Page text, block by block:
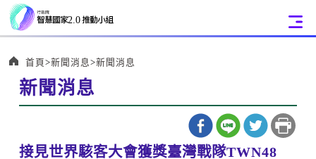
首頁 新聞消息 新聞消息
新聞消息
:::
接見世界駭客大會獲獎臺灣戰隊TWN48